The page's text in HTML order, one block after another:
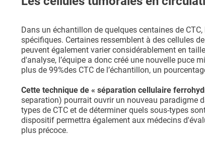
Dans un échantillon de quelques centaines de
spécifiques. Certaines ressemblent à des cellules
peuvent également varier considérablement en
d'analyse, l’équipe a donc créé une nouvelle puce
plus de 99%des CTC de l’échantillon, un
Cette technique de « séparation cellulaire
separation) pourrait ouvrir un nouveau paradigme
types de CTC et de déterminer quels sous-types
dispositif permettra également aux médecins
plus précoce.